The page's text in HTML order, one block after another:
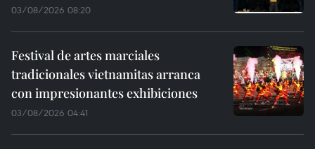
03/08/2026 08:20
Festival de artes marciales
tradicionales vietnamitas arranca
con impresionantes exhibiciones
03/08/2026 04:41